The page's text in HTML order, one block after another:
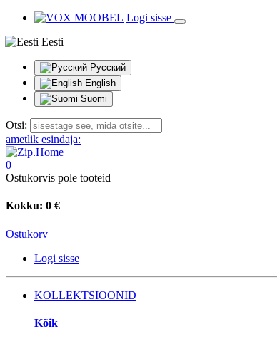
Logi sisse
Eesti
Русский
English
Suomi
Otsi:
ametlik esindaja:
0
Ostukorvis pole tooteid
Kokku: 0 €
Ostukorv
Logi sisse
KOLLEKTSIOONID
Kõik